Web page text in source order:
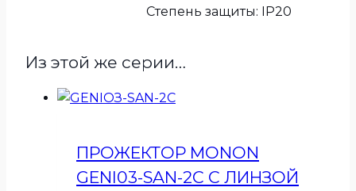
Степень защиты: IP20
Из этой же серии…
ПРОЖЕКТОР MONON
GENI03-SAN-2C С ЛИНЗОЙ